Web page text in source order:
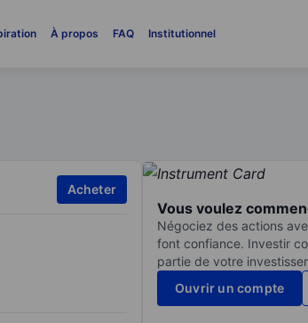
À propos FAQ Institutionnel
Acheter
Vous voulez
Négociez des actions
font confiance. Investir
partie de votre
Ouvrir un compte